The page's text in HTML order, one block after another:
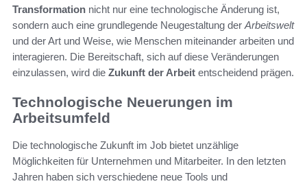
Transformation nicht nur eine technologische Änderung ist,
sondern auch eine grundlegende Neugestaltung der Arbeitswelt
und der Art und Weise, wie Menschen miteinander arbeiten und
interagieren. Die Bereitschaft, sich auf diese Veränderungen
einzulassen, wird die Zukunft der Arbeit entscheidend prägen.
Technologische Neuerungen im
Arbeitsumfeld
Die technologische Zukunft im Job bietet unzählige
Möglichkeiten für Unternehmen und Mitarbeiter. In den letzten
Jahren haben sich verschiedene neue Tools und